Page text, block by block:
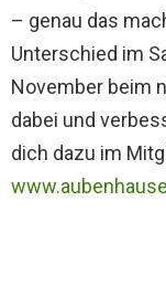
– genau das
Unterschied im
November beim
dabei und
dich dazu im